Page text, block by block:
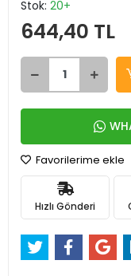
Stok: 20+
644,40 TL
Favorilerime ekle
Hızlı Gönderi